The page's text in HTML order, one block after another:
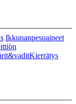
Ikkunanpesuaineet
Kierrätys